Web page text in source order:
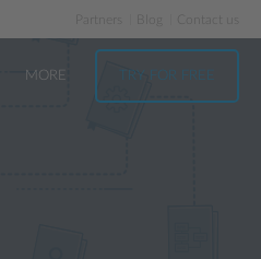
Partners
MORE TRY FOR FREE